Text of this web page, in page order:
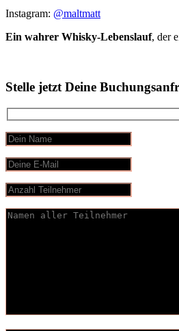
Instagram: @maltmatt
Ein wahrer Whisky-Lebenslauf, der
Stelle jetzt Deine